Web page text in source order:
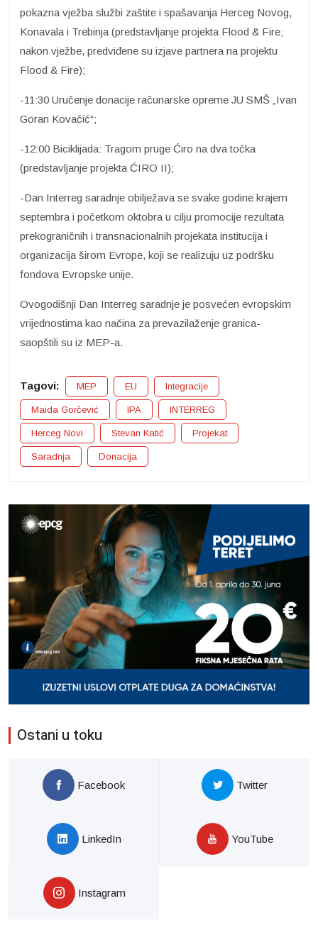
pokazna vježba službi zaštite i spašavanja Herceg Novog,
Konavala i Trebinja (predstavljanje projekta Flood & Fire;
nakon vježbe, predviđene su izjave partnera na projektu
Flood & Fire);
-11:30 Uručenje donacije računarske opreme JU SMŠ „Ivan
Goran Kovačić“;
-12:00 Biciklijada: Tragom pruge Ćiro na dva točka
(predstavljanje projekta ĆIRO II);
-Dan Interreg saradnje obilježava se svake godine krajem
septembra i početkom oktobra u cilju promocije rezultata
prekograničnih i transnacionalnih projekata institucija i
organizacija širom Evrope, koji se realizuju uz podršku
fondova Evropske unije.
Ovogodišnji Dan Interreg saradnje je posvećen evropskim
vrijednostima kao načina za prevazilaženje granica-
saopštili su iz MEP-a.
Tagovi: MEP EU Integracije
Maida Gorčević IPA INTERREG
Herceg Novi Stevan Katić Projekat
Saradnja Donacija
Ostani u toku
Facebook Twitter
LinkedIn YouTube
Instagram